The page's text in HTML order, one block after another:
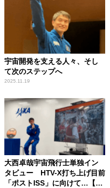
宇宙開発を支える人々、そし
て次のステップへ
2025.11.19
大西卓哉宇宙飛行士単独イン
タビュー HTV-X打ち上げ目前
「ポストISS」に向けて…【前